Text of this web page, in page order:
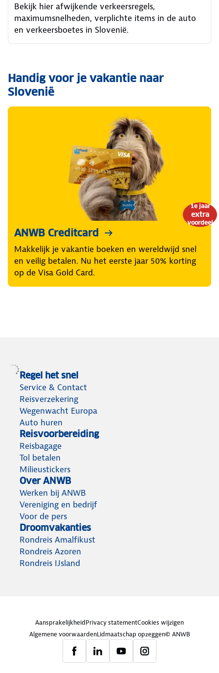
Bekijk hier afwijkende verkeersregels,
maximumsnelheden, verplichte items in de auto
en verkeersboetes in Slovenië.
Handig voor je vakantie naar
Slovenië
1e jaar
extra
voordeel
ANWB Creditcard
Makkelijk je vakantie boeken en wereldwijd snel
en veilig betalen. Nu het eerste jaar 50% korting
op de Visa Gold Card.
Regel het snel
Service & Contact
Reisverzekering
Wegenwacht Europa
Auto huren
Reisvoorbereiding
Reisbagage
Tol betalen
Milieustickers
Over ANWB
Werken bij ANWB
Vereniging en bedrijf
Voor de pers
Droomvakanties
Rondreis Amalfikust
Rondreis Azoren
Rondreis IJsland
AansprakelijkheidPrivacy statementCookies wijzigen
Algemene voorwaardenLidmaatschap opzeggen© ANWB